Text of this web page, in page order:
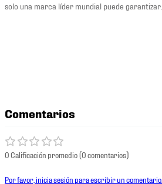
solo una marca líder mundial puede garantizar.
Comentarios
0 Calificación promedio(0 comentarios)
Por favor, inicia sesión para escribir un comentario.